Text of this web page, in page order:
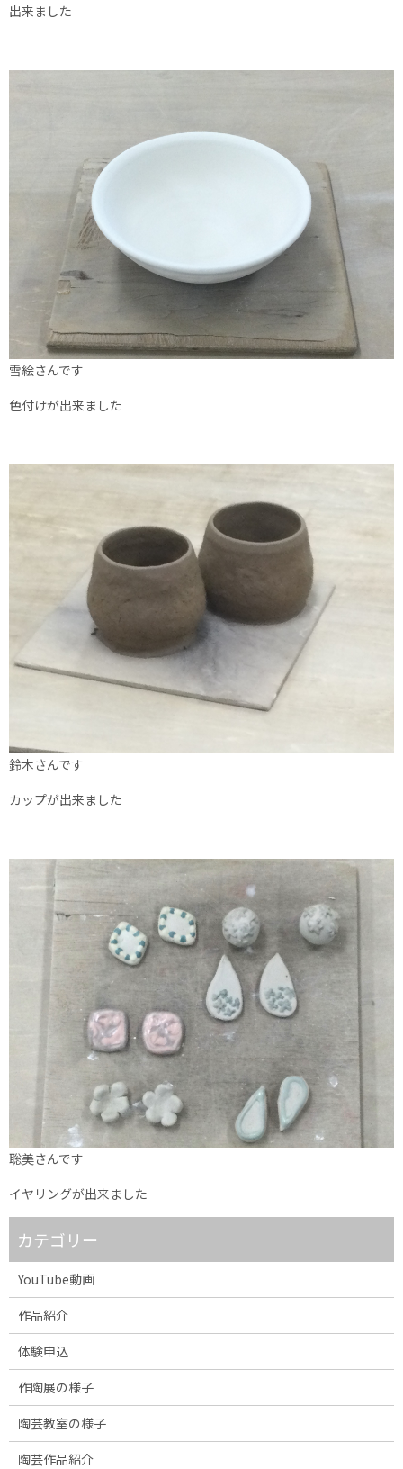
出来ました
雪絵さんです
色付けが出来ました
鈴木さんです
カップが出来ました
聡美さんです
イヤリングが出来ました
カテゴリー
YouTube動画
作品紹介
体験申込
作陶展の様子
陶芸教室の様子
陶芸作品紹介